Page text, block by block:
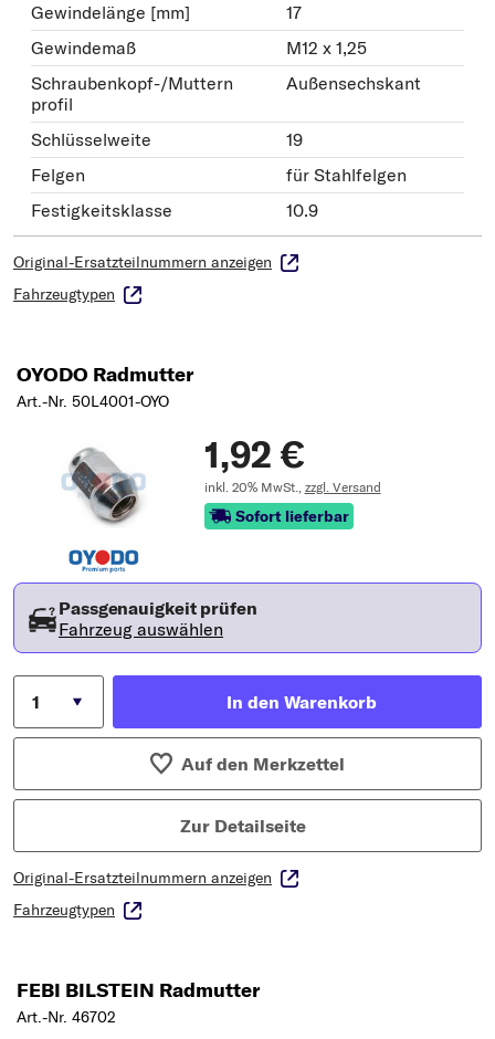
Gewindelänge [mm]
17
Gewindemaß
M12 x 1,25
Schraubenkopf-/Muttern
profil
Außensechskant
Schlüsselweite
19
Felgen
für Stahlfelgen
Festigkeitsklasse
10.9
Original-Ersatzteilnummern anzeigen
Fahrzeugtypen
OYODO Radmutter
Art.-Nr. 50L4001-OYO
1,92 €
inkl. 20% MwSt., zzgl. Versand
Sofort lieferbar
Passgenauigkeit prüfen
Fahrzeug auswählen
In den Warenkorb
Auf den Merkzettel
Zur Detailseite
Original-Ersatzteilnummern anzeigen
Fahrzeugtypen
FEBI BILSTEIN Radmutter
Art.-Nr. 46702